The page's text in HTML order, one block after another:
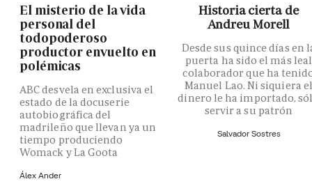
El misterio de la vida
personal del
todopoderoso
productor envuelto en
polémicas
ABC desvela en exclusiva el
estado de la docuserie
autobiográfica del
madrileño que llevan ya un
tiempo produciendo
Womack y La Goota
Álex Ander
Historia cierta de
Andreu Morell
Desde sus quince días en
puerta ha sido el más leal
colaborador que ha
Manuel Lao. Ni siquiera
dinero le ha importado,
servir a su patrón
Salvador Sostres